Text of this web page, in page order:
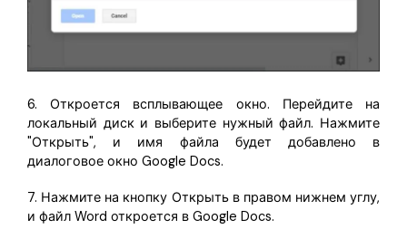
6. Откроется всплывающее окно. Перейдите на
локальный диск и выберите нужный файл. Нажмите
"Открыть", и имя файла будет добавлено в
диалоговое окно Google Docs.
7. Нажмите на кнопку Открыть в правом нижнем углу,
и файл Word откроется в Google Docs.